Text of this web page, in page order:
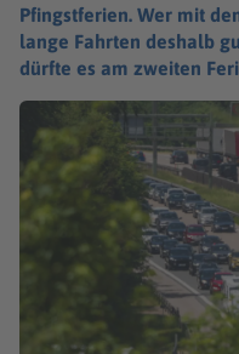
Pfingstferien. Wer mit
lange Fahrten deshalb
dürfte es am zweiten